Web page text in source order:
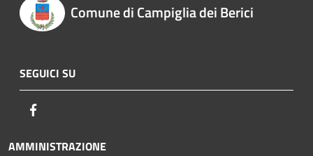
Comune di Campiglia dei Berici
SEGUICI SU
AMMINISTRAZIONE